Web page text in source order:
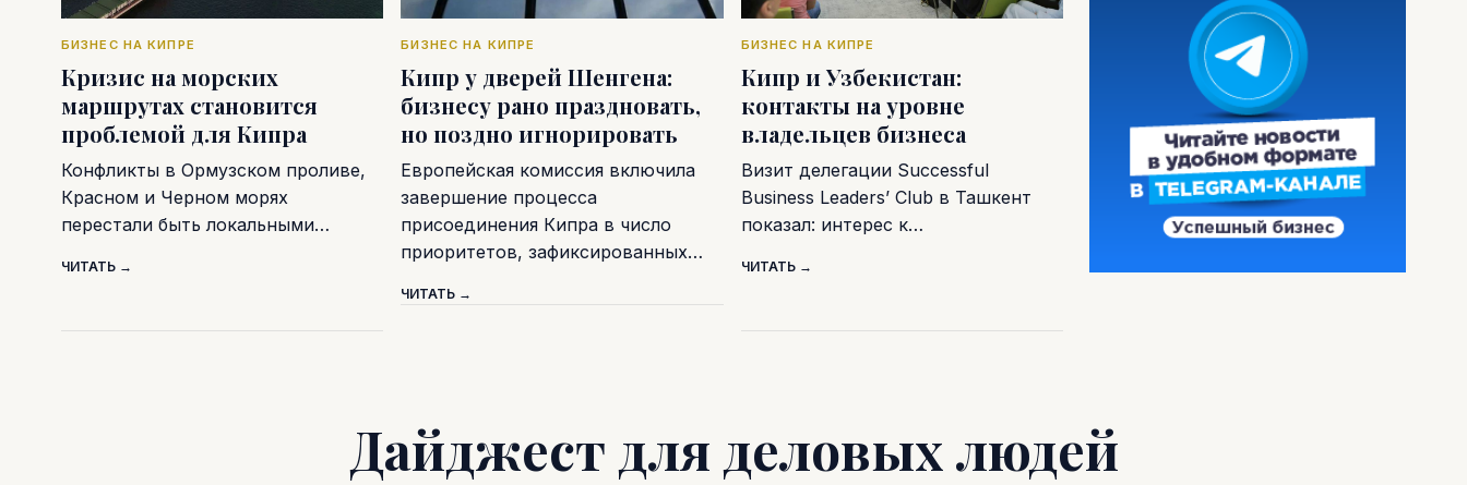
БИЗНЕС НА КИПРЕ
Кризис на морских
маршрутах становится
проблемой для Кипра
Конфликты в Ормузском проливе,
Красном и Черном морях
перестали быть локальными…
ЧИТАТЬ →
БИЗНЕС НА КИПРЕ
Кипр у дверей Шенгена:
бизнесу рано праздновать,
но поздно игнорировать
Европейская комиссия включила
завершение процесса
присоединения Кипра в число
приоритетов, зафиксированных…
ЧИТАТЬ →
БИЗНЕС НА КИПРЕ
Кипр и Узбекистан:
контакты на уровне
владельцев бизнеса
Визит делегации Successful
Business Leaders’ Club в Ташкент
показал: интерес к…
ЧИТАТЬ →
Дайджест для деловых людей